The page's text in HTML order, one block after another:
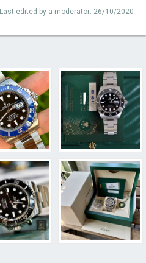
Last edited by a moderator: 26/10/2020